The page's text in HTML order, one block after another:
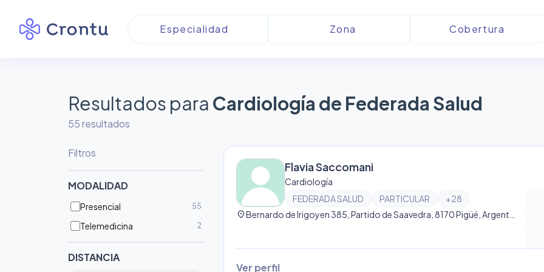
Resultados para Cardiología de Federada Salud
55resultados
Filtros
MODALIDAD
Presencial 55
Telemedicina 2
DISTANCIA
Flavia Saccomani
Cardiología
FEDERADA SALUD
PARTICULAR +28
location_on
Ver perfil